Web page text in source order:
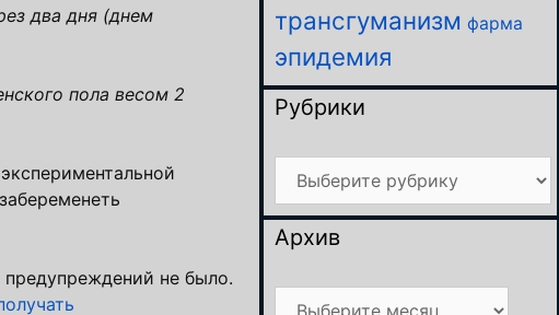
два дня (днем
пола весом 2
не было.
трансгуманизм фарма
эпидемия
Рубрики
Рубрики
Архив
Архив